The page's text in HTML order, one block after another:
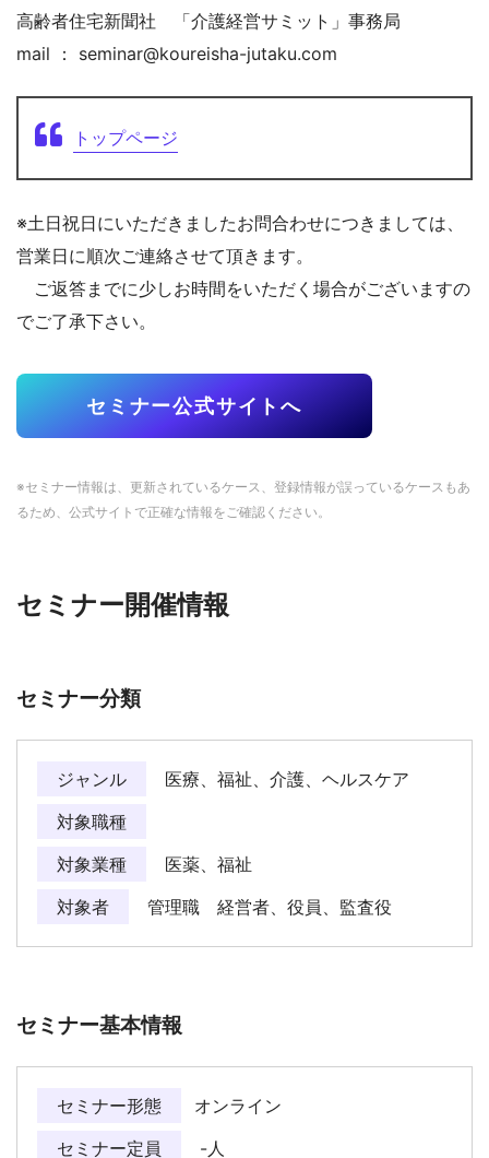
高齢者住宅新聞社 「介護経営サミット」事務局
mail ： seminar@koureisha-jutaku.com
トップページ
※土日祝日にいただきましたお問合わせにつきましては、
営業日に順次ご連絡させて頂きます。
ご返答までに少しお時間をいただく場合がございますの
でご了承下さい。
セミナー公式サイトへ
※セミナー情報は、更新されているケース、登録情報が誤っているケースもあ
るため、公式サイトで正確な情報をご確認ください。
セミナー開催情報
セミナー分類
ジャンル
医療、福祉、介護、ヘルスケア
対象職種
対象業種
医薬、福祉
対象者
管理職 経営者、役員、監査役
セミナー基本情報
セミナー形態
オンライン
セミナー定員
-人